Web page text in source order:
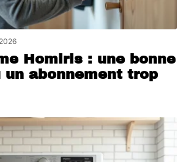
Homiris : une bonne
abonnement trop